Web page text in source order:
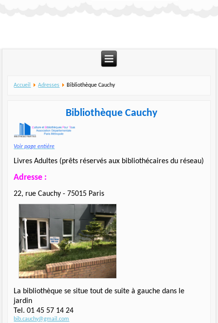
Accueil Adresses Bibliothèque Cauchy
Bibliothèque Cauchy
Voir page entière
Livres Adultes (prêts réservés aux bibliothécaires du réseau)
Adresse :
22, rue Cauchy - 75015 Paris
La bibliothèque se situe tout de suite à gauche dans le
jardin
Tel. 01 45 57 14 24
bib.cauchy@gmail.com